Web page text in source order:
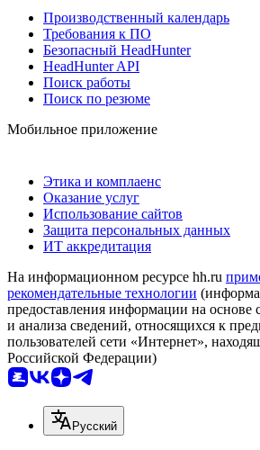
Производственный календарь
Требования к ПО
Безопасный HeadHunter
HeadHunter API
Поиск работы
Поиск по резюме
Мобильное приложение
Этика и комплаенс
Оказание услуг
Использование сайтов
Защита персональных данных
ИТ аккредитация
На информационном ресурсе hh.ru
рекомендательные технологии
предоставления информации на основе
и анализа сведений, относящихся к
пользователей сети «Интернет»,
Российской Федерации)
Русский